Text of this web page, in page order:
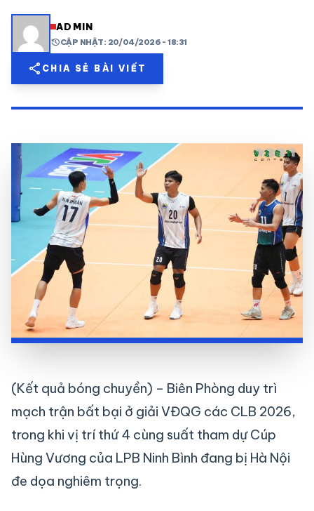
share mailADMIN
historyCẬP NHẬT: 20/04/2026 - 18:31
share CHIA SẺ BÀI VIẾT
(Kết quả bóng chuyền) – Biên Phòng duy trì
mạch trận bất bại ở giải VĐQG các CLB 2026,
trong khi vị trí thứ 4 cùng suất tham dự Cúp
Hùng Vương của LPB Ninh Bình đang bị Hà Nội
đe dọa nghiêm trọng.